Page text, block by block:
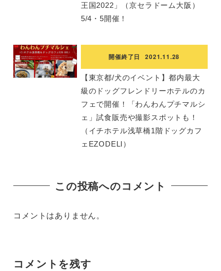
王国2022」（京セラドーム大阪）
5/4・5開催！
開催終了日 2021.11.28
【東京都/犬のイベント】都内最大
級のドッグフレンドリーホテルのカ
フェで開催！「わんわんプチマルシ
ェ」試食販売や撮影スポットも！
（イチホテル浅草橋1階ドッグカフ
ェEZODELI）
この投稿へのコメント
コメントはありません。
コメントを残す